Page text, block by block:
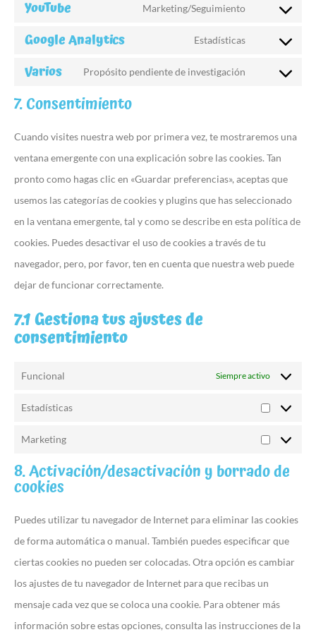
YouTube Marketing/Seguimiento
Google Analytics Estadísticas
Varios Propósito pendiente de investigación
7. Consentimiento
Cuando visites nuestra web por primera vez, te mostraremos una
ventana emergente con una explicación sobre las cookies. Tan
pronto como hagas clic en «Guardar preferencias», aceptas que
usemos las categorías de cookies y plugins que has seleccionado
en la ventana emergente, tal y como se describe en esta política de
cookies. Puedes desactivar el uso de cookies a través de tu
navegador, pero, por favor, ten en cuenta que nuestra web puede
dejar de funcionar correctamente.
7.1 Gestiona tus ajustes de
consentimiento
Funcional Siempre activo
Estadísticas
Marketing
8. Activación/desactivación y borrado de
cookies
Puedes utilizar tu navegador de Internet para eliminar las cookies
de forma automática o manual. También puedes especificar que
ciertas cookies no pueden ser colocadas. Otra opción es cambiar
los ajustes de tu navegador de Internet para que recibas un
mensaje cada vez que se coloca una cookie. Para obtener más
información sobre estas opciones, consulta las instrucciones de la